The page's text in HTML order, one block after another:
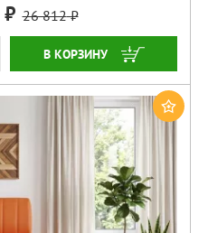
26 812
КУПИТЬ